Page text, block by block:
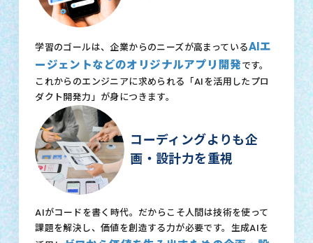
学習のゴールは、企業からのニーズが高まっているAIエ
ージェントなどのオリジナルアプリ開発です。
これからのエンジニアに求められる「AIを活用したプロ
ダクト開発力」が身につきます。
コーディングよりも企
画・設計力を重視
AIがコードを書く時代。だからこそ人間は技術を使って
課題を解決し、価値を創造する力が必要です。生成AIを